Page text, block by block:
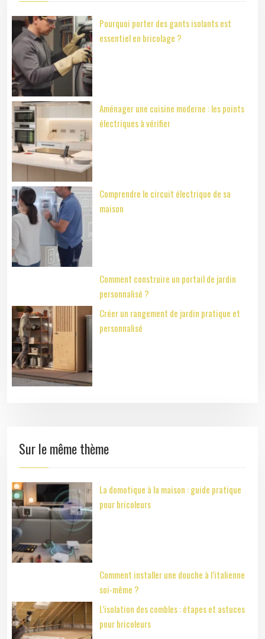
Pourquoi porter des gants isolants est
essentiel en bricolage ?
Aménager une cuisine moderne : les points
électriques à vérifier
Comprendre le circuit électrique de sa
maison
Comment construire un portail de jardin
personnalisé ?
Créer un rangement de jardin pratique et
personnalisé
Sur le même thème
La domotique à la maison : guide pratique
pour bricoleurs
Comment installer une douche à l’italienne
soi-même ?
L’isolation des combles : étapes et astuces
pour bricoleurs